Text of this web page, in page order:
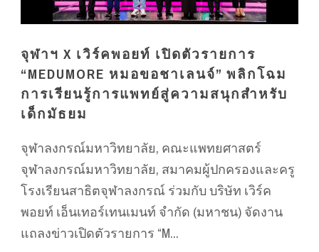
จุฬาฯ X เวิร์คพอยท์ เปิดตัวรายการ
“MEDUMORE หมอขอชาเลนจ์” พลิกโฉม
การเรียนรู้การแพทย์สู่ความสนุกสำหรับ
เด็กมัธยม
จุฬาลงกรณ์มหาวิทยาลัย, คณะแพทยศาสตร์
จุฬาลงกรณ์มหาวิทยาลัย, สมาคมผู้ปกครองและครู
โรงเรียนสาธิตจุฬาลงกรณ์ ร่วมกับ บริษัท เวิร์ค
พอยท์ เอ็นเทอร์เทนเมนท์ จำกัด (มหาชน) จัดงาน
แถลงข่าวเปิดตัวรายการ “M...